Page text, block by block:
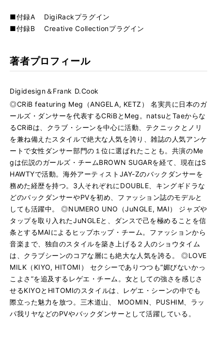
■付録A DigiRackプラグイン
■付録B Creative Collectionプラグイン
著者プロフィール
Digidesign＆Frank D.Cook
◎CRiB featuring Meg（ANGELA, KETZ） 名実共に日本のガ
ールズ・ダンサーを代表するCRiBとMeg。natsuとTaeからな
るCRiBは、クラブ・シーンを中心に活動、テクニックとノリ
を兼ね備えたスタイルで絶大な人気を誇り、雑誌の人気アンケ
ートで女性ダンサー部門の１位に選ばれたことも。共演のMe
gは伝説のガールズ・チームBROWN SUGARを経て、現在はS
HAWTYで活動。海外アーティストJAY-Zのバックダンサーを
務めた経歴を持つ。3人それぞれにDOUBLE、キングギドラな
どのバックダンサーやPVを初め、ファッション誌のモデルと
しても活躍中。 ◎NUMERO UNO（JuNGLE, MAI） ジャズや
タップを取り入れたJuNGLEと、ダンスで己を極めることを信
条とするMAIによるヒップホップ・チーム。ファッションから
音楽まで、独自のスタイルを築き上げる２人のショウタイム
は、クラブシーンのコアな層にも絶大な人気を誇る。 ◎LOVE
MILK（KIYO, HITOMI） セクシーでありつつも“媚びないかっ
こよさ”を追及するレゲエ・チーム。女としての強さを感じさ
せるKIYOとHITOMIのスタイルは、レゲエ・シーンの中でも
際立った魅力を放つ。三木道山、 MOOMIN、PUSHIM、ラッ
パ我リヤなどのPVやバックダンサーとして活躍している。